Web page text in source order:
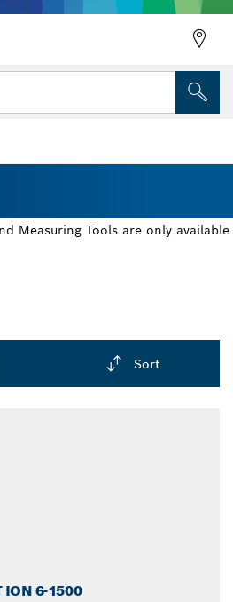
Measuring Tools are only available
Sort
ION 6-1500